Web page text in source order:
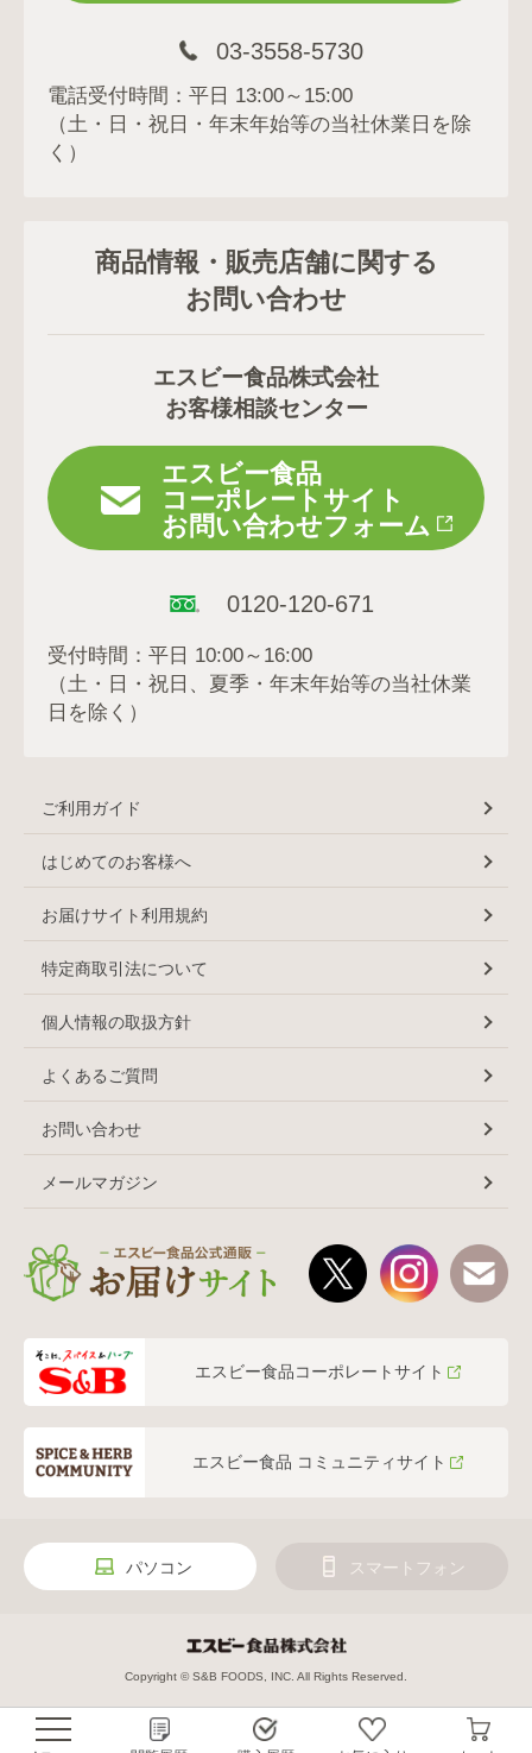
03-3558-5730
電話受付時間：平日 13:00～15:00
（土・日・祝日・年末年始等の当社休業日を除
く）
商品情報・販売店舗に関する
お問い合わせ
エスビー食品株式会社
お客様相談センター
エスビー食品
コーポレートサイト
お問い合わせフォーム
0120-120-671
受付時間：平日 10:00～16:00
（土・日・祝日、夏季・年末年始等の当社休業
日を除く）
ご利用ガイド
はじめてのお客様へ
お届けサイト利用規約
特定商取引法について
個人情報の取扱方針
よくあるご質問
お問い合わせ
メールマガジン
エスビー食品コーポレートサイト
エスビー食品 コミュニティサイト
パソコン スマートフォン
Copyright © S&B FOODS, INC. All Rights Reserved.